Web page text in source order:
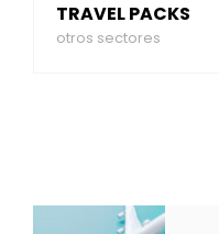
TRAVEL PACKS
otros sectores